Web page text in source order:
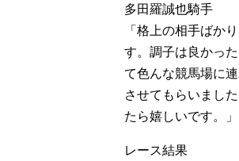
多田羅誠也騎手
「格上の相手ばか
す。調子は良かっ
て色んな競馬場に
させてもらいまし
たら嬉しいです。」
レース結果